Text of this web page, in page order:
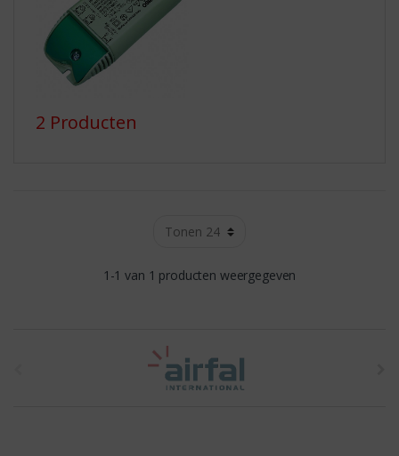
2 Producten
1-1 van 1 producten weergegeven